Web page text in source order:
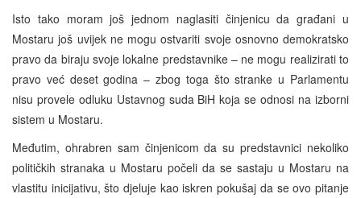
Isto tako moram još jednom naglasiti činjenicu da građani u
Mostaru još uvijek ne mogu ostvariti svoje osnovno demokratsko
pravo da biraju svoje lokalne predstavnike – ne mogu realizirati to
pravo već deset godina – zbog toga što stranke u Parlamentu
nisu provele odluku Ustavnog suda BiH koja se odnosi na izborni
sistem u Mostaru.
Međutim, ohrabren sam činjenicom da su predstavnici nekoliko
političkih stranaka u Mostaru počeli da se sastaju u Mostaru na
vlastitu inicijativu, što djeluje kao iskren pokušaj da se ovo pitanje